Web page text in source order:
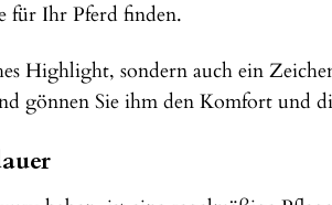
für Ihr Pferd finden.
Highlight, sondern auch ein
gönnen Sie ihm den Komfort und